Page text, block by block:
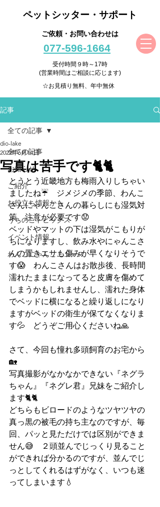
ペットシッター・サポート
ご依頼・お問い合わせは
077-596-1664
受付時間９時～17時
(営業時間はご相談に応じます)
☆お見積り無料、年中無休
記事
全ての記事
お知らせ
ご紹介
お役立ち情報かも
うちのこトピックス
イベント情報
わんこにゃんこニュース
全ての記事
写真は苦手です🐈🐈
dio-lake
2022年6月14日
とうとう近畿地方も梅雨入りしちゃい
ましたね☔　ジメジメの季節、わんこ
さんにゃんこさんの暮らしにも湿気対
策、注意が必要です😟
ベッドやマットの下は湿気がこもりが
ちになりますし、飲み水やにゃんこさ
んの置きエサも傷みが早くなりそうで
す😱　わんこさんはお散歩後、長時間
濡れたままになってると皮膚を傷めて
しまうかもしれませんし、濡れた身体
でベッドに横になると繰り返しになり
ますがベッドの衛生が保てなくなりま
す💦　どうぞご用心くださいね🙏
さて、今回も憧れ多頭飼育のお宅から
🏡
写真撮影がなかなかできない『ネグラ
ちゃん』『ネグレ君』兄妹をご紹介し
ます🐈🐈
どちらもビロードのようなツヤツヤの
真っ黒の被毛の持ち主なのですが、毎
回、パッと見ただけでは区別ができま
せん😅　２頭並んでじっくり見ること
ができれば分かるのですが、並んでじ
っとしてくれるはずがなく、いつも迷
ってしまいます💧